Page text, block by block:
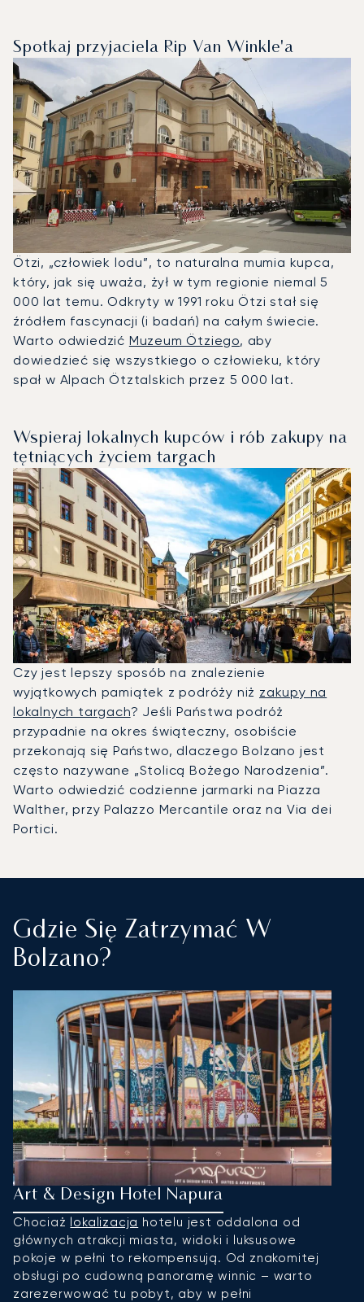
Spotkaj przyjaciela Rip Van Winkle'a
Ötzi, „człowiek lodu”, to naturalna mumia kupca,
który, jak się uważa, żył w tym regionie niemal 5
000 lat temu. Odkryty w 1991 roku Ötzi stał się
źródłem fascynacji (i badań) na całym świecie.
Warto odwiedzić Muzeum Ötziego, aby
dowiedzieć się wszystkiego o człowieku, który
spał w Alpach Ötztalskich przez 5 000 lat.
Wspieraj lokalnych kupców i rób zakupy na
tętniących życiem targach
Czy jest lepszy sposób na znalezienie
wyjątkowych pamiątek z podróży niż zakupy na
lokalnych targach? Jeśli Państwa podróż
przypadnie na okres świąteczny, osobiście
przekonają się Państwo, dlaczego Bolzano jest
często nazywane „Stolicą Bożego Narodzenia”.
Warto odwiedzić codzienne jarmarki na Piazza
Walther, przy Palazzo Mercantile oraz na Via dei
Portici.
Gdzie Się Zatrzymać W
Bolzano?
Art & Design Hotel Napura
Chociaż lokalizacja hotelu jest oddalona od
głównych atrakcji miasta, widoki i luksusowe
pokoje w pełni to rekompensują. Od znakomitej
obsługi po cudowną panoramę winnic – warto
zarezerwować tu pobyt, aby w pełni